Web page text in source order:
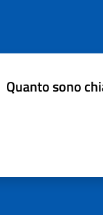
Quanto sono